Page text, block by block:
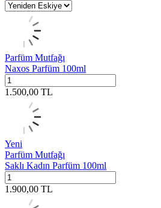
Parfüm Mutfağı
Naxos Parfüm 100ml
1.500,00 TL
Yeni
Parfüm Mutfağı
Saklı Kadın Parfüm 100ml
1.900,00 TL